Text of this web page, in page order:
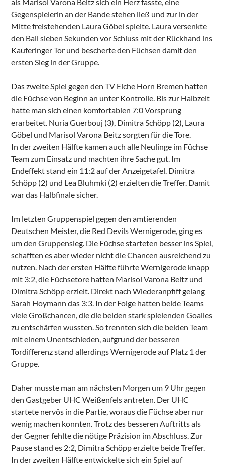
Gegenspielerin an der Bande stehen ließ und zur in der
Mitte freistehenden Laura Göbel spielte. Laura versenkte
den Ball sieben Sekunden vor Schluss mit der Rückhand ins
Kauferinger Tor und bescherte den Füchsen damit den
ersten Sieg in der Gruppe.
Das zweite Spiel gegen den TV Eiche Horn Bremen hatten
die Füchse von Beginn an unter Kontrolle. Bis zur Halbzeit
hatte man sich einen komfortablen 7:0 Vorsprung
erarbeitet. Nuria Guerbouj (3), Dimitra Schöpp (2), Laura
Göbel und Marisol Varona Beitz sorgten für die Tore.
In der zweiten Hälfte kamen auch alle Neulinge im Füchse
Team zum Einsatz und machten ihre Sache gut. Im
Endeffekt stand ein 11:2 auf der Anzeigetafel. Dimitra
Schöpp (2) und Lea Bluhmki (2) erzielten die Treffer. Damit
war das Halbfinale sicher.
Im letzten Gruppenspiel gegen den amtierenden
Deutschen Meister, die Red Devils Wernigerode, ging es
um den Gruppensieg. Die Füchse starteten besser ins Spiel,
schafften es aber wieder nicht die Chancen ausreichend zu
nutzen. Nach der ersten Hälfte führte Wernigerode knapp
mit 3:2, die Füchsetore hatten Marisol Varona Beitz und
Dimitra Schöpp erzielt. Direkt nach Wiederanpfiff gelang
Sarah Hoymann das 3:3. In der Folge hatten beide Teams
viele Großchancen, die die beiden stark spielenden Goalies
zu entschärfen wussten. So trennten sich die beiden Team
mit einem Unentschieden, aufgrund der besseren
Tordifferenz stand allerdings Wernigerode auf Platz 1 der
Gruppe.
Daher musste man am nächsten Morgen um 9 Uhr gegen
den Gastgeber UHC Weißenfels antreten. Der UHC
startete nervös in die Partie, woraus die Füchse aber nur
wenig machen konnten. Trotz des besseren Auftritts als
der Gegner fehlte die nötige Präzision im Abschluss. Zur
Pause stand es 2:2, Dimitra Schöpp erzielte beide Treffer.
In der zweiten Hälfte entwickelte sich ein Spiel auf